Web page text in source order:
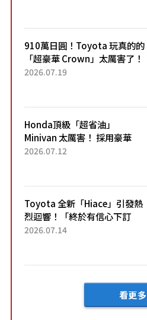
910萬日圓！Toyota 玩真的的
「超豪華 Crown」太厲害了！
採用由「匠人技藝」打造的
2026.07.19
Honda頂級「超省油」
Minivan 太厲害！ 採用豪華
「真皮座椅」與專屬「黑色內
「三...
2026.07.12
Toyota 全新「Hiace」引發熱
烈迴響！「終於有信心下訂
了！」「哪個等級交車最
車？...
2026.07.14
看更多